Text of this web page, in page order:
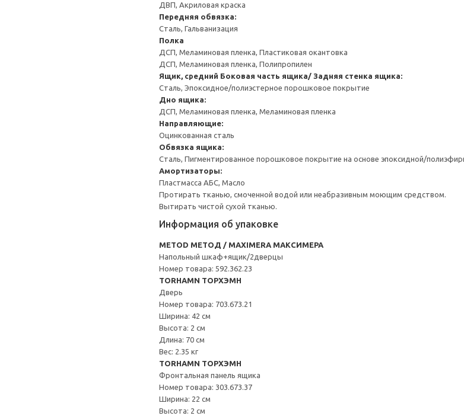
ДВП, Акриловая краска
Передняя обвязка:
Сталь, Гальванизация
Полка
ДСП, Меламиновая пленка, Пластиковая окантовка
ДСП, Меламиновая пленка, Полипропилен
Ящик, средний Боковая часть ящика/ Задняя стенка ящика:
Сталь, Эпоксидное/полиэстерное порошковое покрытие
Дно ящика:
ДСП, Меламиновая пленка, Меламиновая пленка
Направляющие:
Оцинкованная сталь
Обвязка ящика:
Сталь, Пигментированное порошковое покрытие на основе эпоксидной/
Амортизаторы:
Пластмасса АБС, Масло
Протирать тканью, смоченной водой или неабразивным моющим средством.
Вытирать чистой сухой тканью.
Информация об упаковке
METOD МЕТОД / MAXIMERA МАКСИМЕРА
Напольный шкаф+ящик/2дверцы
Номер товара: 592.362.23
TORHAMN ТОРХЭМН
Дверь
Номер товара: 703.673.21
Ширина: 42 см
Высота: 2 см
Длина: 70 см
Вес: 2.35 кг
TORHAMN ТОРХЭМН
Фронтальная панель ящика
Номер товара: 303.673.37
Ширина: 22 см
Высота: 2 см